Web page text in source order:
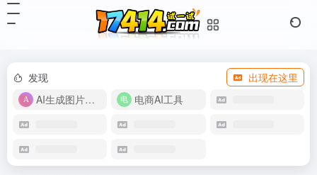
发现
出现在这里
AI生成图片视频
电商AI工具